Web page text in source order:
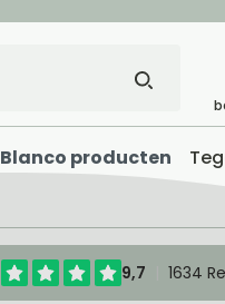
Blanco producten